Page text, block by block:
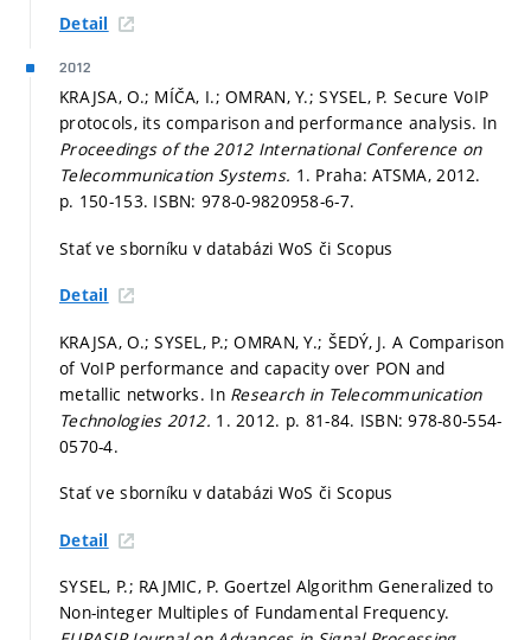
Detail
2012
KRAJSA, O.; MÍČA, I.; OMRAN, Y.; SYSEL, P. Secure VoIP
protocols, its comparison and performance analysis. In
Proceedings of the 2012 International Conference on
Telecommunication Systems. 1. Praha: ATSMA, 2012.
p. 150-153. ISBN: 978-0-9820958-6-7.
Stať ve sborníku v databázi WoS či Scopus
Detail
KRAJSA, O.; SYSEL, P.; OMRAN, Y.; ŠEDÝ, J. A Comparison
of VoIP performance and capacity over PON and
metallic networks. In Research in Telecommunication
Technologies 2012. 1. 2012. p. 81-84. ISBN: 978-80-554-
0570-4.
Stať ve sborníku v databázi WoS či Scopus
Detail
SYSEL, P.; RAJMIC, P. Goertzel Algorithm Generalized to
Non-integer Multiples of Fundamental Frequency.